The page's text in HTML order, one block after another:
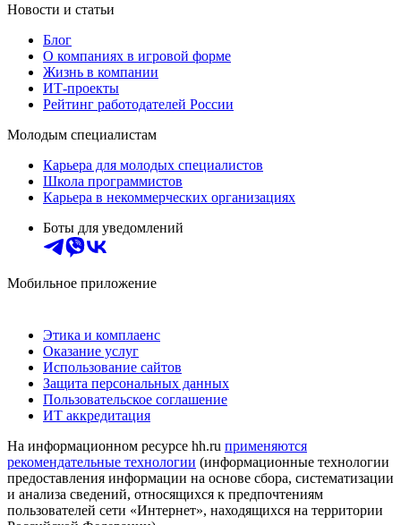
Новости и статьи
Блог
О компаниях в игровой форме
Жизнь в компании
ИТ-проекты
Рейтинг работодателей России
Молодым специалистам
Карьера для молодых специалистов
Школа программистов
Карьера в некоммерческих организациях
Боты для уведомлений
Мобильное приложение
Этика и комплаенс
Оказание услуг
Использование сайтов
Защита персональных данных
Пользовательское соглашение
ИТ аккредитация
На информационном ресурсе hh.ru применяются
рекомендательные технологии (информационные технологии
предоставления информации на основе сбора, систематизации
и анализа сведений, относящихся к предпочтениям
пользователей сети «Интернет», находящихся на территории